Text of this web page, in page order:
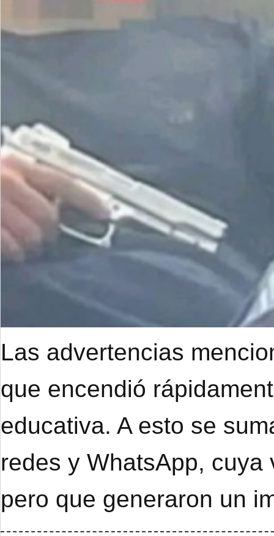
Las advertencias
que encendió
educativa. A esto se
redes y WhatsApp,
pero que generaron un